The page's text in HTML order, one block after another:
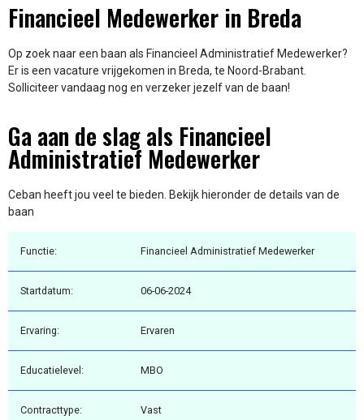
Financieel Medewerker in Breda
Op zoek naar een baan als Financieel Administratief Medewerker?
Er is een vacature vrijgekomen in Breda, te Noord-Brabant.
Solliciteer vandaag nog en verzeker jezelf van de baan!
Ga aan de slag als Financieel
Administratief Medewerker
Ceban heeft jou veel te bieden. Bekijk hieronder de details van de
baan
Functie: Financieel Administratief Medewerker
Startdatum: 06-06-2024
Ervaring: Ervaren
Educatielevel: MBO
Contracttype: Vast